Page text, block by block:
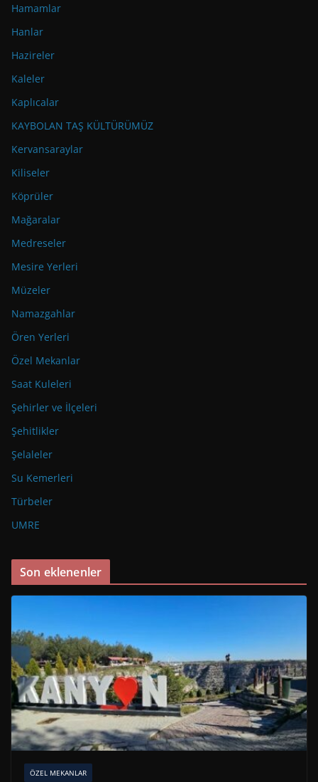
Hamamlar
Hanlar
Hazireler
Kaleler
Kaplıcalar
KAYBOLAN TAŞ KÜLTÜRÜMÜZ
Kervansaraylar
Kiliseler
Köprüler
Mağaralar
Medreseler
Mesire Yerleri
Müzeler
Namazgahlar
Ören Yerleri
Özel Mekanlar
Saat Kuleleri
Şehirler ve İlçeleri
Şehitlikler
Şelaleler
Su Kemerleri
Türbeler
UMRE
Son eklenenler
ÖZEL MEKANLAR